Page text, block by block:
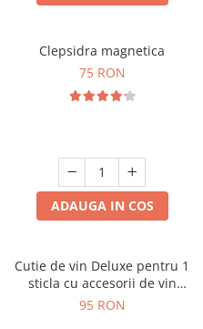
Clepsidra magnetica
75 RON
ADAUGA IN COS
Cutie de vin Deluxe pentru 1
sticla cu accesorii de vin
incluse interior oranj
95 RON